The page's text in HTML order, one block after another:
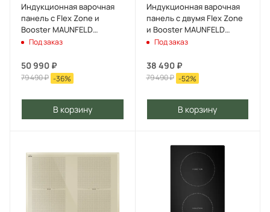
Индукционная варочная
панель с Flex Zone и
Booster MAUNFELD
CVI804SFBK LUX Черный
Под заказ
50 990 ₽
79 490₽ -36%
В корзину
Индукционная варочная
панель с двумя Flex Zone
и Booster MAUNFELD
CVI904SFLBK LUX Черный
Под заказ
38 490₽
79 490₽ -52%
В корзину